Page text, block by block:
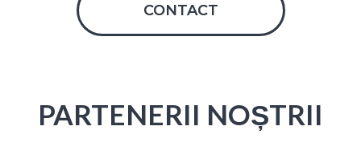
CONTACT
PARTENERII NOȘTRII